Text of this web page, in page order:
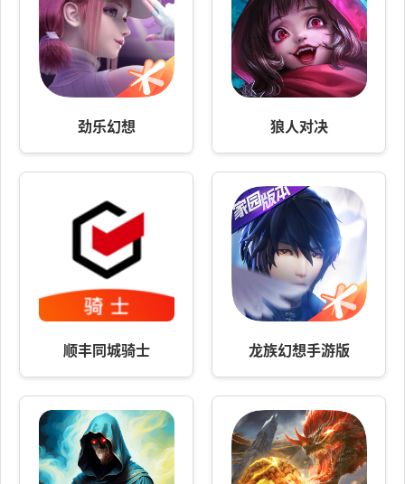
劲乐幻想 狼人对决
顺丰同城骑士 龙族幻想手游版